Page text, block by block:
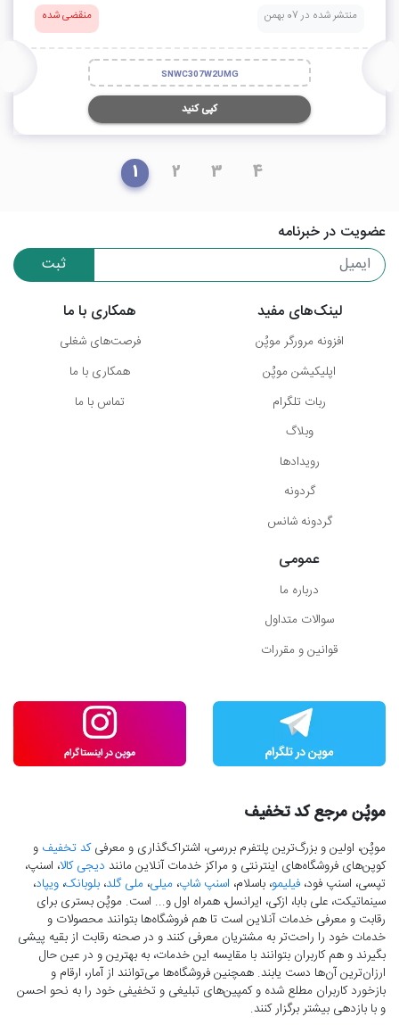
منتشر شده در 07 بهمن منقضی شده
SNWC307W2UMG
کپی کنید
1 2 3 4
عضویت در خبرنامه
ثبت
لینک‌های مفید
افزونه مرورگر موپُن
اپلیکیشن موپُن
ربات تلگرام
وبلاگ
رویدادها
گردونه
گردونه شانس
همکاری با ما
فرصت‌های شغلی
همکاری با ما
تماس با ما
عمومی
درباره ما
سوالات متداول
قوانین و مقررات
موپُن مرجع کد تخفیف
موپُن، اولین و بزرگ‌ترین پلتفرم بررسی، اشتراک‌گذاری و معرفیکد تخفیف و
کوپن‌های فروشگاه‌های اینترنتی و مراکز خدمات آنلاین مانند دیجی کالا، اسنپ،
تپسی، اسنپ فود، فیلیمو، باسلام، اسنپ شاپ، میلی، ملی گلد، بلوبانک، ویپاد،
سینماتیکت، علی بابا، ازکی، ایرانسل، همراه اول و... است. موپُن بستری برای
رقابت و معرفی خدمات آنلاین است تا هم فروشگاه‌ها بتوانند محصولات و
خدمات خود را راحت‌تر به مشتریان معرفی کنند و در صحنه رقابت از بقیه پیشی
بگیرند و هم کاربران بتوانند با مقایسه این خدمات، به بهترین و در عین حال
ارزان‌ترین آن‌ها دست‌ یابند. همچنین فروشگاه‌ها می‌توانند از آمار، ارقام و
بازخورد کاربران مطلع شده و کمپین‌های تبلیغی و تخفیفی خود را به نحو احسن
و با بازدهی بیشتر برگزار کنند.